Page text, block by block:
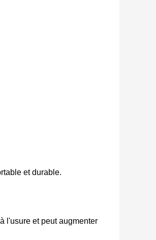
et durable.
l'usure et peut augmenter